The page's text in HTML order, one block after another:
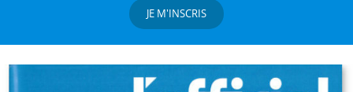
JE M'INSCRIS